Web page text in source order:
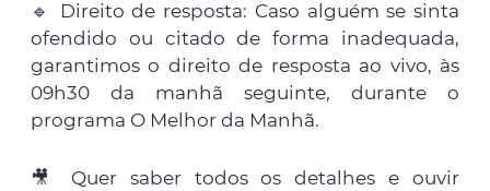
🔹 Direito de resposta: Caso alguém se sinta
ofendido ou citado de forma inadequada,
garantimos o direito de resposta ao vivo, às
09h30 da manhã seguinte, durante o
programa O Melhor da Manhã.
🎥 Quer saber todos os detalhes e ouvir